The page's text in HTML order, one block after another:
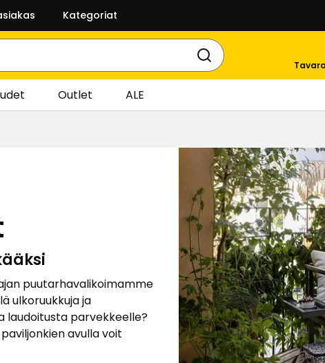
Kategoriat
Outlet ALE
puutarhavalikoimamme
ulkoruukkuja ja
laudoitusta parvekkeelle?
avulla voit